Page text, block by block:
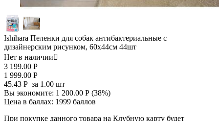
Ishihara Пеленки для собак антибактериальные с
дизайнерским рисунком, 60х44см 44шт
Нет в наличии
3 199.00 Р
1 999.00 Р
45.43 Р за 1.00 шт
Вы экономите: 1 200.00 Р (38%)
Цена в баллах: 1999 баллов
При покупке данного товара на Клубную карту будет